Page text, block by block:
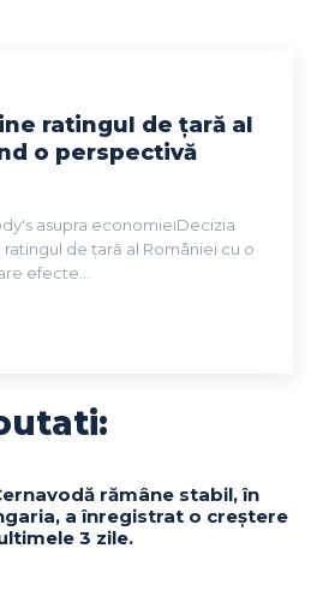
ratingul de țară al
o perspectivă
asupra economieiDecizia
de țară al României cu o
efecte...
rămâne stabil, în
a înregistrat o creștere
3 zile.